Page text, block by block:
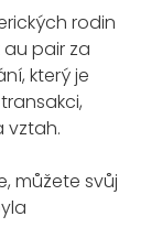
rodin
pair za
který je
vztah.
můžete svůj